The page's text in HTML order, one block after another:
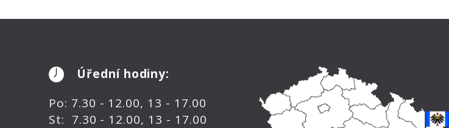
Úřední hodiny:
Po: 7.30 - 12.00, 13 - 17.00
St: 7.30 - 12.00, 13 - 17.00